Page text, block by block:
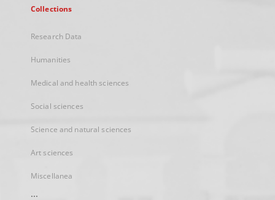
Collections
Research Data
Humanities
Medical and health sciences
Social sciences
Science and natural sciences
Art sciences
Miscellanea
...